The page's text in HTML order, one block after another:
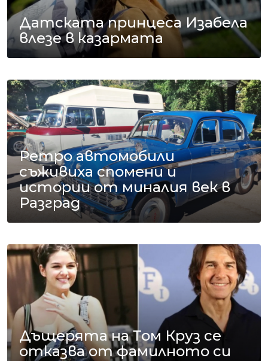
Датската принцеса Изабела
влезе в казармата
Ретро автомобили
съживиха спомени и
истории от миналия век в
Разград
Дъщерята на Том Круз се
отказва от фамилното си